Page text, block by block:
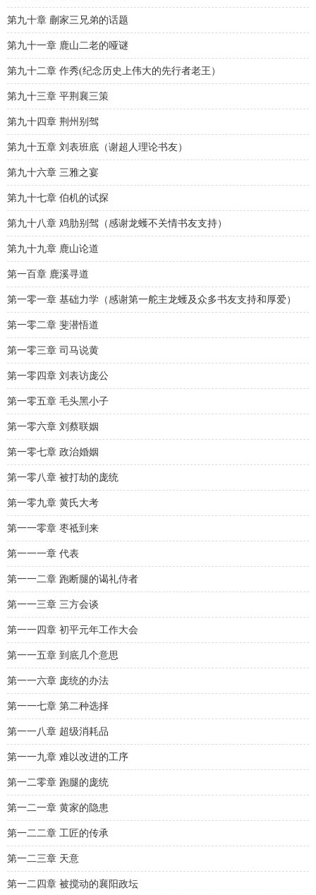
第九十章 蒯家三兄弟的话题
第九十一章 鹿山二老的哑谜
第九十二章 作秀(纪念历史上伟大的先行者老王）
第九十三章 平荆襄三策
第九十四章 荆州别驾
第九十五章 刘表班底（谢超人理论书友）
第九十六章 三雅之宴
第九十七章 伯机的试探
第九十八章 鸡肋别驾（感谢龙蠖不关情书友支持）
第九十九章 鹿山论道
第一百章 鹿溪寻道
第一零一章 基础力学（感谢第一舵主龙蠖及众多书友支持和厚爱）
第一零二章 斐潜悟道
第一零三章 司马说黄
第一零四章 刘表访庞公
第一零五章 毛头黑小子
第一零六章 刘蔡联姻
第一零七章 政治婚姻
第一零八章 被打劫的庞统
第一零九章 黄氏大考
第一一零章 枣祗到来
第一一一章 代表
第一一二章 跑断腿的谒礼侍者
第一一三章 三方会谈
第一一四章 初平元年工作大会
第一一五章 到底几个意思
第一一六章 庞统的办法
第一一七章 第二种选择
第一一八章 超级消耗品
第一一九章 难以改进的工序
第一二零章 跑腿的庞统
第一二一章 黄家的隐患
第一二二章 工匠的传承
第一二三章 天意
第一二四章 被搅动的襄阳政坛